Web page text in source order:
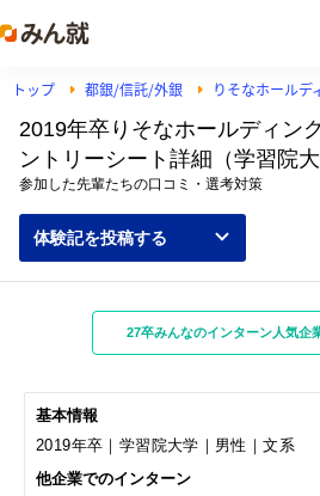
トップ 都銀/信託/外銀 りそなホールデ
2019年卒りそなホールディン
ントリーシート詳細（学習院
参加した先輩たちの口コミ・選考対策
体験記を投稿する
27卒みんなのインターン人気企
基本情報
2019年卒｜学習院大学｜男性｜文系
他企業でのインターン